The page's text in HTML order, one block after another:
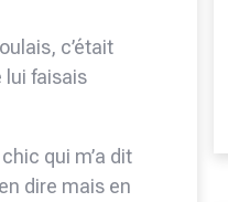
c’était
lui faisais
qui m’a dit
dire mais en